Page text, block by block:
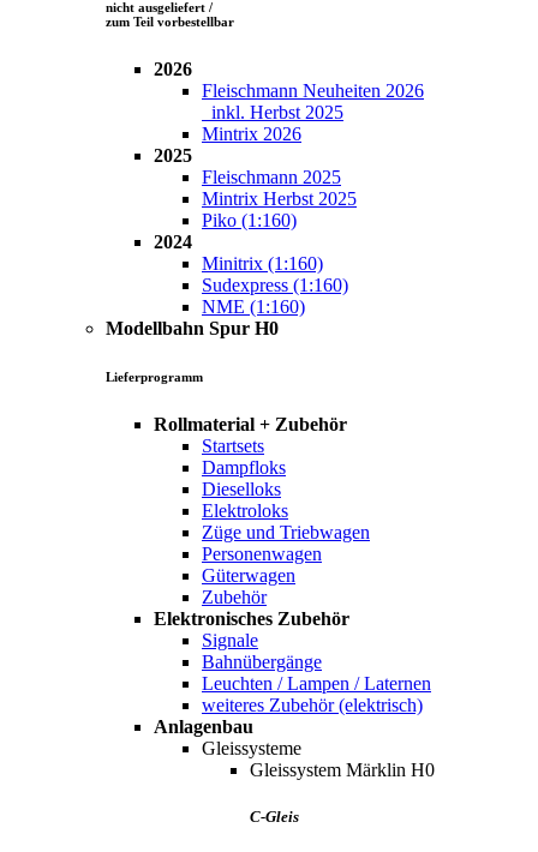
nicht ausgeliefert /
zum Teil vorbestellbar
2026
Fleischmann Neuheiten 2026
inkl. Herbst 2025
Mintrix 2026
2025
Fleischmann 2025
Mintrix Herbst 2025
Piko (1:160)
2024
Minitrix (1:160)
Sudexpress (1:160)
NME (1:160)
Modellbahn Spur H0
Lieferprogramm
Rollmaterial + Zubehör
Startsets
Dampfloks
Dieselloks
Elektroloks
Züge und Triebwagen
Personenwagen
Güterwagen
Zubehör
Elektronisches Zubehör
Signale
Bahnübergänge
Leuchten / Lampen / Laternen
weiteres Zubehör (elektrisch)
Anlagenbau
Gleissysteme
Gleissystem Märklin H0
C-Gleis